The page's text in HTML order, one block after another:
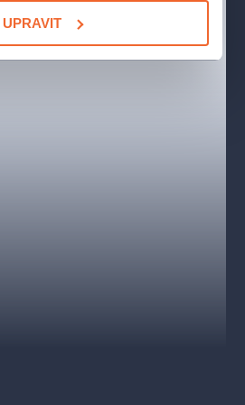
UPRAVIT
svatbytentokrát – poprvé v historii